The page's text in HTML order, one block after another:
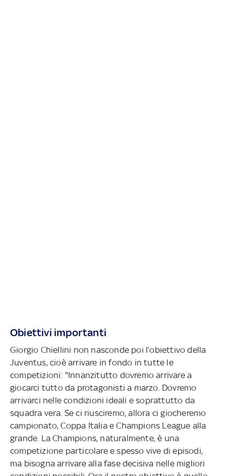
Obiettivi importanti
Giorgio Chiellini non nasconde poi l’obiettivo della
Juventus, cioè arrivare in fondo in tutte le
competizioni: "Innanzitutto dovremo arrivare a
giocarci tutto da protagonisti a marzo. Dovremo
arrivarci nelle condizioni ideali e soprattutto da
squadra vera. Se ci riusciremo, allora ci giocheremo
campionato, Coppa Italia e Champions League alla
grande. La Champions, naturalmente, è una
competizione particolare e spesso vive di episodi,
ma bisogna arrivare alla fase decisiva nelle migliori